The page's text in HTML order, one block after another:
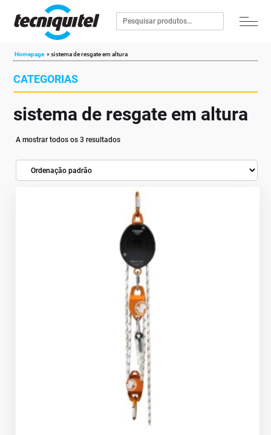
Homepage »sistema de resgate em altura
CATEGORIAS
sistema de resgate em altura
A mostrar todos os 3 resultados